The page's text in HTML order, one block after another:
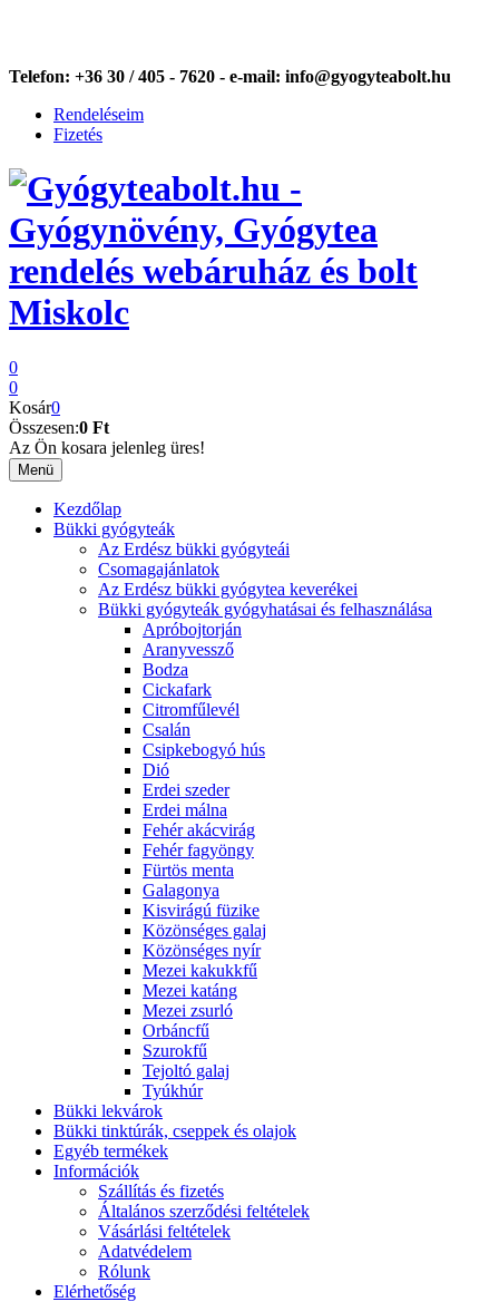
Telefon: +36 30 / 405 - 7620 - e-mail: info@gyogyteabolt.hu
Rendeléseim
Fizetés
0
0
Kosár0
Összesen:0 Ft
Az Ön kosara jelenleg üres!
Menü
Kezdőlap
Bükki gyógyteák
Az Erdész bükki gyógyteái
Csomagajánlatok
Az Erdész bükki gyógytea keverékei
Bükki gyógyteák gyógyhatásai és felhasználása
Apróbojtorján
Aranyvessző
Bodza
Cickafark
Citromfűlevél
Csalán
Csipkebogyó hús
Dió
Erdei szeder
Erdei málna
Fehér akácvirág
Fehér fagyöngy
Fürtös menta
Galagonya
Kisvirágú füzike
Közönséges galaj
Közönséges nyír
Mezei kakukkfű
Mezei katáng
Mezei zsurló
Orbáncfű
Szurokfű
Tejoltó galaj
Tyúkhúr
Bükki lekvárok
Bükki tinktúrák, cseppek és olajok
Egyéb termékek
Információk
Szállítás és fizetés
Általános szerződési feltételek
Vásárlási feltételek
Adatvédelem
Rólunk
Elérhetőség